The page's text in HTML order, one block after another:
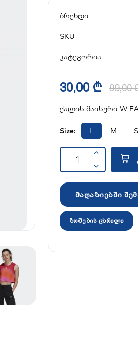
ბრენდი
SKU
კატეგორია
30,00 ₾ 99,00
ქალის მაისური W
Size: L M S
მაღაზიებში
ზომების ცხრილი